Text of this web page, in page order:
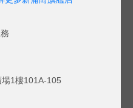
1樓101A-105